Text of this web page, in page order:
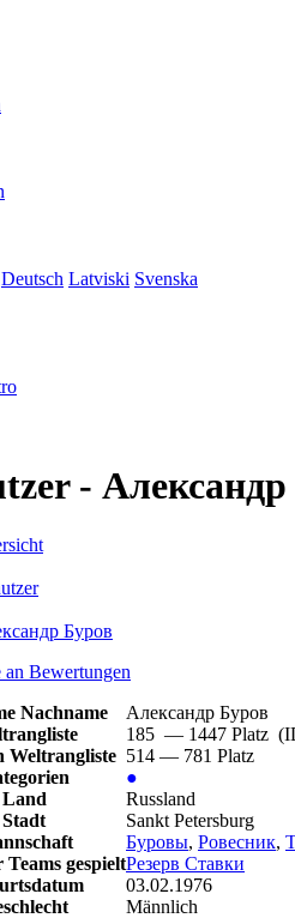
Deutsch Latviski Svenska
-
Буров
an Bewertungen
Nachname
Александр Буров
185 — 1447 Platz
Weltrangliste 514 — 781 Platz
●
Land
Russland
Stadt
Sankt Petersburg
Буровы, Ровесник,
gespieltРезерв Ставки
03.02.1976
Männlich